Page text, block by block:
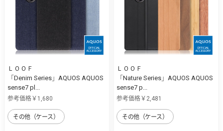
ＬＯＯＦ
「Denim Series」AQUOS AQUOS
sense7 pl...
参考価格￥1,680
その他（ケース）
ＬＯＯＦ
「Nature Series」AQUOS AQUOS
sense7 p...
参考価格￥2,481
その他（ケース）